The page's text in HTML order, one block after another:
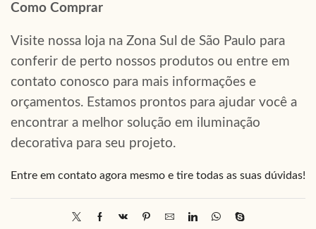
Como Comprar
Visite nossa loja na Zona Sul de São Paulo para
conferir de perto nossos produtos ou entre em
contato conosco para mais informações e
orçamentos. Estamos prontos para ajudar você a
encontrar a melhor solução em iluminação
decorativa para seu projeto.
Entre em contato agora mesmo e tire todas as suas dúvidas!